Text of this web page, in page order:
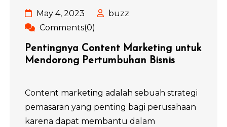
May 4, 2023
buzz
Comments(0)
Pentingnya Content Marketing untuk
Mendorong Pertumbuhan Bisnis
Content marketing adalah sebuah strategi
pemasaran yang penting bagi perusahaan
karena dapat membantu dalam